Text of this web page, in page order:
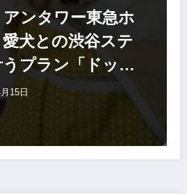
ンタワー東急ホ
犬との渋谷ステ
プラン「ドッグ
リーステイ」
15日